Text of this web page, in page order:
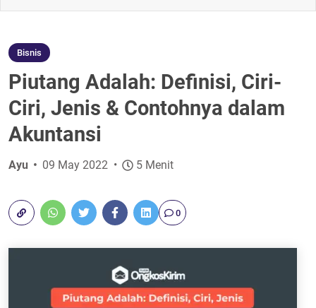
Bisnis
Piutang Adalah: Definisi, Ciri-
Ciri, Jenis & Contohnya dalam
Akuntansi
Ayu 09 May 2022 5 Menit
0